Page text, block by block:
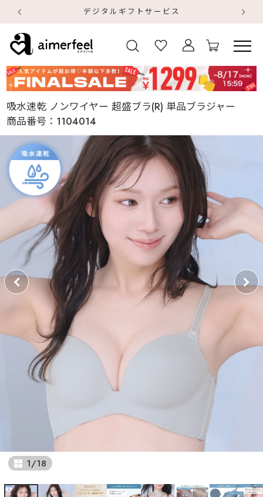
デジタルギフトサービス
吸水速乾 ノンワイヤー 超盛ブラ(R) 単品ブラジャー
商品番号： 1104014
1/18